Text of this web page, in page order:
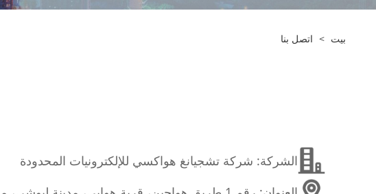
بيت > اتصل بنا
الشركة: شركة تشجيانغ هواكسي للإلكترونيات المحدودة